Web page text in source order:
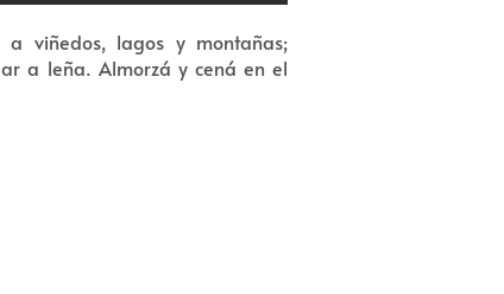
viñedos, lagos y montañas;
a leña. Almorzá y cená en el